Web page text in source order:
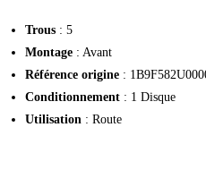
Trous : 5
Montage : Avant
Référence origine :
Conditionnement : 1 Disque
Utilisation : Route